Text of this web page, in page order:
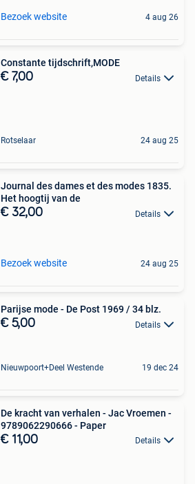
Bezoek website 4 aug 26
Constante tijdschrift,MODE
€ 7,00 Details
Rotselaar 24 aug 25
Journal des dames et des modes 1835.
Het hoogtij van de
€ 32,00 Details
Bezoek website 24 aug 25
Parijse mode - De Post 1969 / 34 blz.
€ 5,00 Details
Nieuwpoort+Deel Westende 19 dec 24
De kracht van verhalen - Jac Vroemen -
9789062290666 - Paper
€ 11,00 Details